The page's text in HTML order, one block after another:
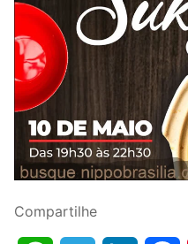
Compartilhe